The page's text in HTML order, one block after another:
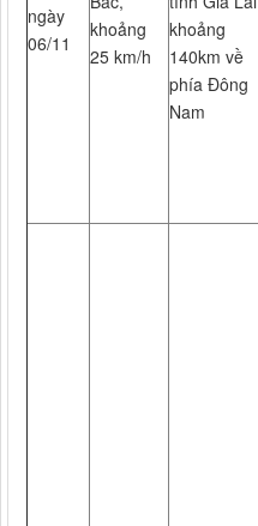
ngày
06/11
khoảng
25 km/h
khoảng
140km về
phía Đông
Nam